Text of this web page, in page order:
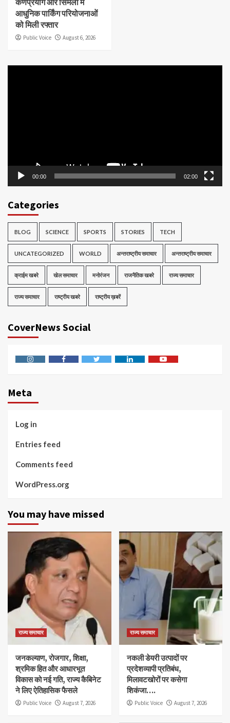
कर्णप्रयाग और सिमली में
आधुनिक पार्किंग परियोजनाओं
को मिली रफ्तार
Public Voice August 6, 2026
00:00 02:00
Categories
BLOG SCIENCE SPORTS STORIES TECH
UNCATEGORIZED WORLD अन्तराष्ट्रीय समाचार अन्तराष्ट्रीय समाचार
क्राईम खबरे खेल समाचार मनोरंजन राजनैतिक खबरे राज्य समाचार
राज्य समाचार राष्ट्रीय खबरे राष्ट्रीय ख़बरें
CoverNews Social
Meta
Log in
Entries feed
Comments feed
WordPress.org
You may have missed
राज्य समाचार
जनकल्याण, रोजगार, शिक्षा,
श्रमिक हित और आधारभूत
विकास को नई गति, राज्य कैबिनेट
ने लिए ऐतिहासिक फैसले
Public Voice August 7, 2026
राज्य समाचार
नकली डेयरी उत्पादों पर
प्रदेशव्यापी प्रतिबंध,
मिलावटखोरों पर कसेगा
शिकंजा….
Public Voice August 7, 2026